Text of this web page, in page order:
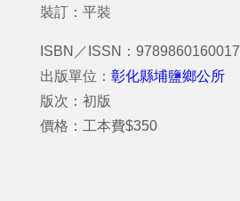
裝訂：平裝
ISBN／ISSN：9789860160017
出版單位： 彰化縣埔鹽鄉公所
版次：初版
價格：工本費$350